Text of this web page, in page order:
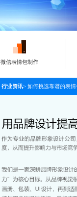
微信表情包制作
行业资讯> 如何挑选靠谱的表情